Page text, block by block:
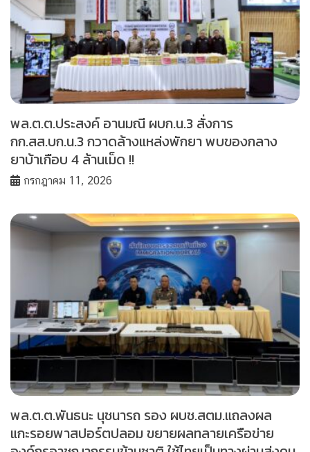
พล.ต.ต.ประสงค์ อานมณี ผบก.น.3 สั่งการ
กก.สส.บก.น.3 กวาดล้างแหล่งพักยา พบของกลาง
ยาบ้าเกือบ 4 ล้านเม็ด !!
กรกฎาคม 11, 2026
พล.ต.ต.พันธนะ นุชนารถ รอง ผบช.สตม.แถลงผล
แกะรอยพาสปอร์ตปลอม ขยายผลทลายเครือข่าย